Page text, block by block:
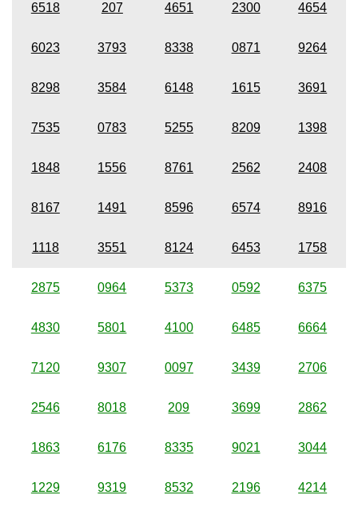
6518 207 4651 2300 4654
6023 3793 8338 0871 9264
8298 3584 6148 1615 3691
7535 0783 5255 8209 1398
1848 1556 8761 2562 2408
8167 1491 8596 6574 8916
1118 3551 8124 6453 1758
2875 0964 5373 0592 6375
4830 5801 4100 6485 6664
7120 9307 0097 3439 2706
2546 8018 209 3699 2862
1863 6176 8335 9021 3044
1229 9319 8532 2196 4214